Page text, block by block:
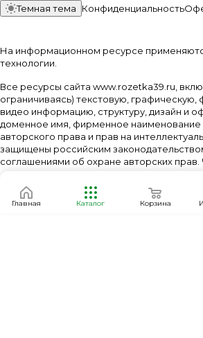
Темная тема
Конфиденциальность
На информационном ресурсе
технологии
Все ресурсы сайта www.rozetka39.ru,
ограничиваясь) текстовую,
видео информацию, структуру, дизайн и
доменное имя, фирменное наименование
авторского права и прав на
защищены российским
соглашениями об охране авторских прав.
Главная Каталог Корзина